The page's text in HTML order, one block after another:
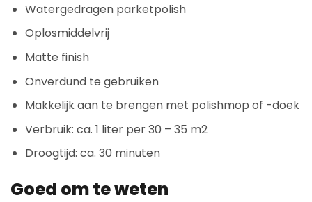
Watergedragen parketpolish
Oplosmiddelvrij
Matte finish
Onverdund te gebruiken
Makkelijk aan te brengen met polishmop of -doek
Verbruik: ca. 1 liter per 30 – 35 m2
Droogtijd: ca. 30 minuten
Goed om te weten